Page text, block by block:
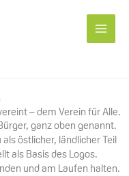
– dem Verein für Alle.
ganz oben genannt.
östlicher, ländlicher Teil
als Basis des Logos.
und am Laufen halten.